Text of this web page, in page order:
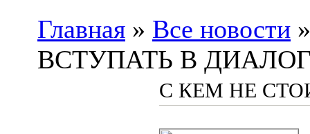
Главная » Все новости
ВСТУПАТЬ В
С КЕМ НЕ